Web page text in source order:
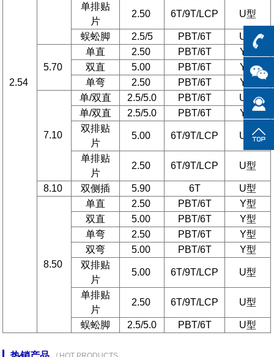
2.54
单排贴
片
2.50 6T/9T/LCP U型
蜈蚣脚 2.5/5 PBT/6T U型
5.70
单直 2.50 PBT/6T
Y型
双直
5.00 PBT/6T
Y型
单弯
2.50 PBT/6T Y型
7.10
单/双直 2.5/5.0 PBT/6T
U型
单/双直
2.5/5.0 PBT/6T
Y型
双排贴
片
5.00 6T/9T/LCP U型
单排贴
片
2.50 6T/9T/LCP U型
8.10 双侧插 5.90 6T U型
8.50
单直 2.50 PBT/6T
Y型
双直
5.00 PBT/6T
Y型
单弯
2.50 PBT/6T
Y型
双弯
5.00 PBT/6T
Y型
双排贴
片
5.00 6T/9T/LCP U型
单排贴
片
2.50 6T/9T/LCP U型
蜈蚣脚 2.5/5.0 PBT/6T U型